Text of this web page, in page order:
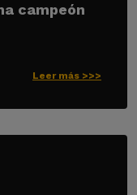
campeón
Leer más >>>